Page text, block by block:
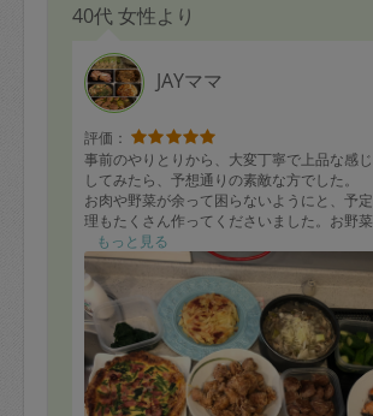
40代 女性より
JAYママ
評価：
事前のやりとりから、大変丁寧で上品な感
してみたら、予想通りの素敵な方でした。
お肉や野菜が余って困らないようにと、予
理もたくさん作ってくださいました。お野
で、家族の健康も考えて作ってくださってい
ました。彩りもよく、何品かお味見でいた
が、とても美味しいです。食べるのが楽し
チンもきれいに片付いていました。
子どもにもたくさん声をかけてくださり、
よい、パーフェクトなタスカジさんでした。
本当に感謝です。ありがとうございました！
写真に写ってませんが、蒸すだけのシュウ
を切り置いてくださいました。
もっと見る